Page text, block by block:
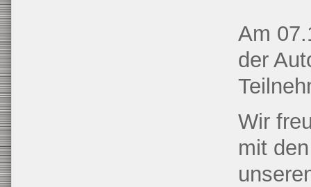
Am
der
Wir
mit